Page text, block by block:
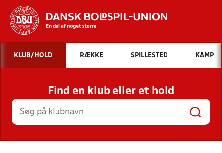
Hvad vil du søge efter?
INDHOLD OG NYHEDER
STILLINGER, RESULTATER, KLUBBER OG
HOLD
KLUB/HOLD RÆKKE SPILLESTED KAMP
Find en klub eller et hold